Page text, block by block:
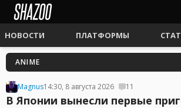
НОВОСТИ ПЛАТФОРМЫ
ANIME
Magnus14:30, 8 августа 2026 11
В Японии вынесли первые